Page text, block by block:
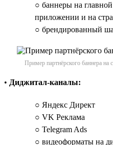
○ баннеры на
приложении и на
○ брендированный
Пример партнёрского баннера на
• Диджитал-каналы:
○ Яндекс Директ
○ VK Реклама
○ Telegram Ads
○ видеоформаты на